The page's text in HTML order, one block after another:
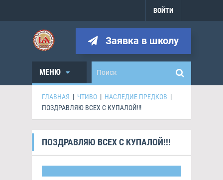
ВОЙТИ
Заявка в школу
МЕНЮ
ГЛАВНАЯ | ЧТИВО | НАСЛЕДИЕ ПРЕДКОВ |
ПОЗДРАВЛЯЮ ВСЕХ С КУПАЛОЙ!!!
ПОЗДРАВЛЯЮ ВСЕХ С КУПАЛОЙ!!!